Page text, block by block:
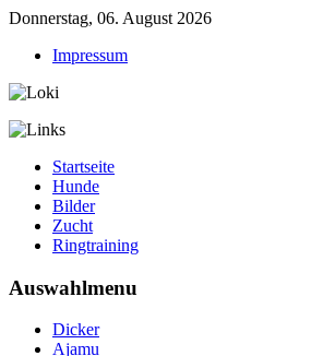
Donnerstag, 06. August 2026
Impressum
Startseite
Hunde
Bilder
Zucht
Ringtraining
Auswahlmenu
Dicker
Ajamu